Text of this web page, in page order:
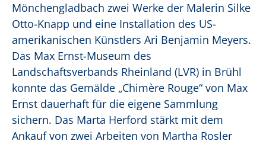
Mönchengladbach zwei Werke der Malerin Silke
Otto-Knapp und eine Installation des US-
amerikanischen Künstlers Ari Benjamin Meyers.
Das Max Ernst-Museum des
Landschaftsverbands Rheinland (LVR) in Brühl
konnte das Gemälde „Chimère Rouge“ von Max
Ernst dauerhaft für die eigene Sammlung
sichern. Das Marta Herford stärkt mit dem
Ankauf von zwei Arbeiten von Martha Rosler